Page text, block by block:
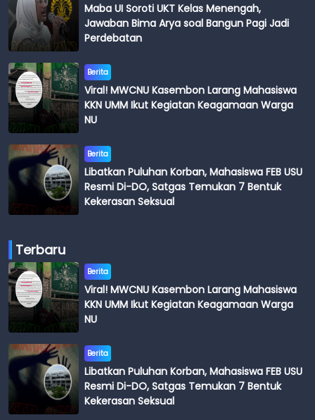
Maba UI Soroti UKT Kelas Menengah,
Jawaban Bima Arya soal Bangun Pagi Jadi
Perdebatan
Berita
Viral! MWCNU Kasembon Larang Mahasiswa
KKN UMM Ikut Kegiatan Keagamaan Warga
NU
Berita
Libatkan Puluhan Korban, Mahasiswa FEB USU
Resmi Di-DO, Satgas Temukan 7 Bentuk
Kekerasan Seksual
Terbaru
Berita
Viral! MWCNU Kasembon Larang Mahasiswa
KKN UMM Ikut Kegiatan Keagamaan Warga
NU
Berita
Libatkan Puluhan Korban, Mahasiswa FEB USU
Resmi Di-DO, Satgas Temukan 7 Bentuk
Kekerasan Seksual